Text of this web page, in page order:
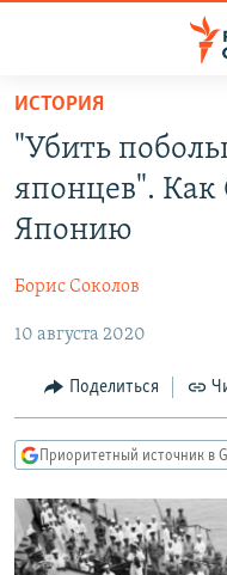
упрощенного
доступа
основному
Вернутся
навигации
Вернутся
поиску
ПРОГРАММЫ
АВТОРСКИЕ ПРОЕКТЫ
МНЕНИЯ
КУЛЬТУРА
IDEL.РЕАЛИИ
СЕВЕР.РЕАЛИИ
СИБИРЬ.РЕАЛИИ
РАСПИСАНИЕ
ИСТОРИЯ
"Убить
японцев".
Японию
Борис Соколов
10 августа 2020
Поделиться
Приоритетный источник в